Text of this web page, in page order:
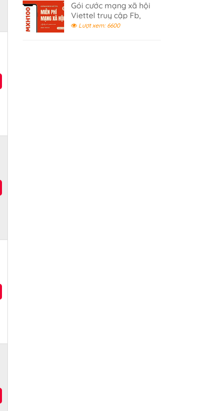
Gói cước mạng xã hội
Viettel truy cập Fb,
Tiktok, Youtube không
Lượt xem: 6600